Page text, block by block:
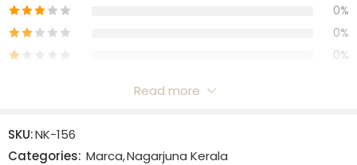
0%
0%
0%
There are no reviews yet.
Read more
SKU:NK-156
Categories: Marca,Nagarjuna Kerala